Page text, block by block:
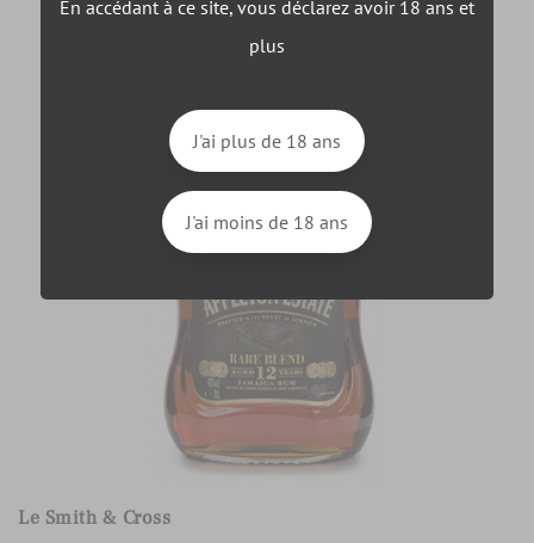
Le Smith & Cross
En accédant à ce site, vous déclarez avoir 18 ans et
plus
J'ai plus de 18 ans
J'ai moins de 18 ans